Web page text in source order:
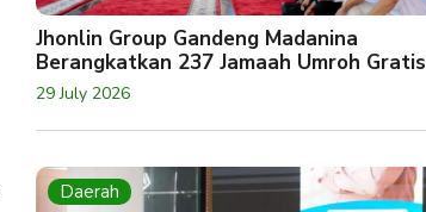
Jhonlin Group Gandeng Madanina
Berangkatkan 237 Jamaah Umroh Gratis
29 July 2026
Daerah